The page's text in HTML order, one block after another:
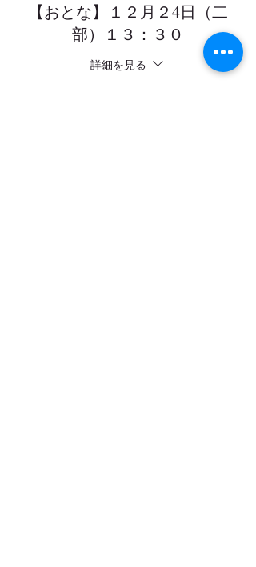
【おとな】１２月２4日（二
部）１３：３０
詳細を見る